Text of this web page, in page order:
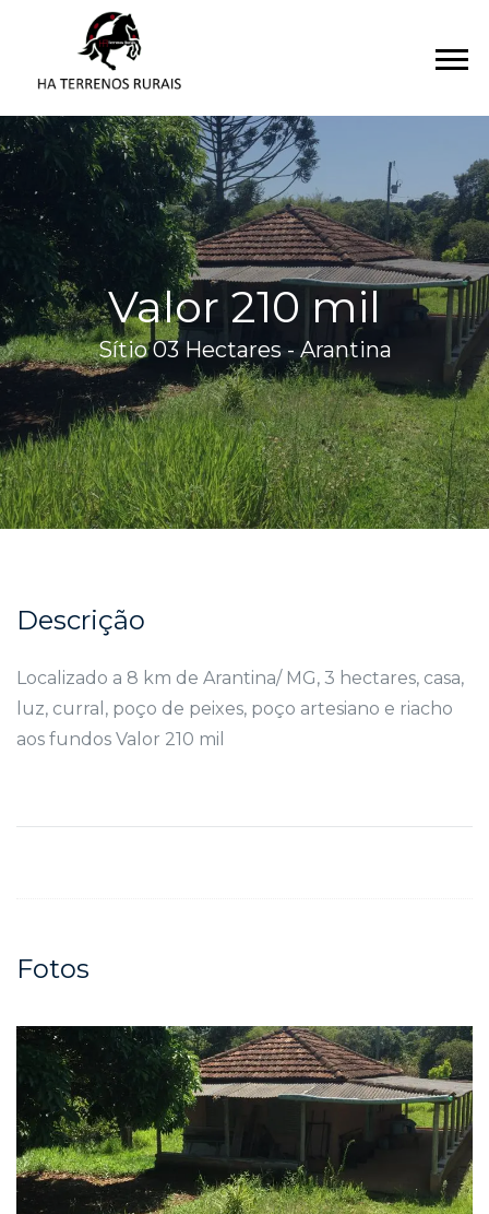
Valor 210 mil
Sítio 03 Hectares - Arantina
Descrição
Localizado a 8 km de Arantina/ MG, 3 hectares, casa,
luz, curral, poço de peixes, poço artesiano e riacho
aos fundos Valor 210 mil
Fotos